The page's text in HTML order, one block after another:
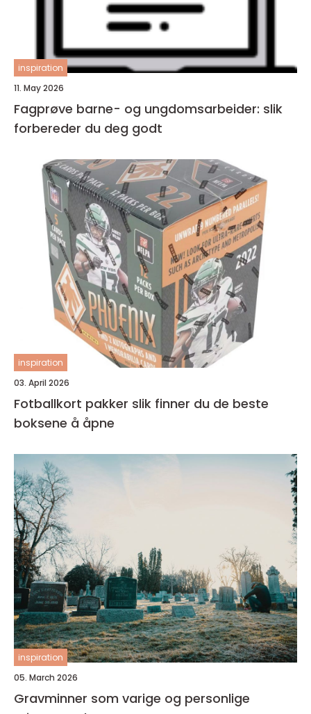
inspiration
11. May 2026
Fagprøve barne- og ungdomsarbeider: slik
forbereder du deg godt
inspiration
03. April 2026
Fotballkort pakker slik finner du de beste
boksene å åpne
inspiration
05. March 2026
Gravminner som varige og personlige